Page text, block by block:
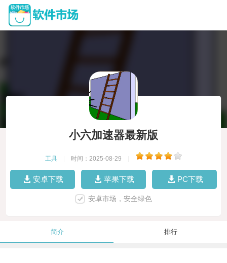
小六加速器最新版
工具 时间：2025-08-29
安卓下载 苹果下载 PC下载
安卓市场，安全绿色
简介 排行